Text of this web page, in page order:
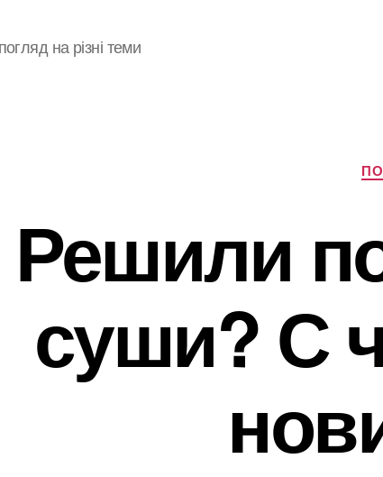
на різні теми
Решили
суши? С